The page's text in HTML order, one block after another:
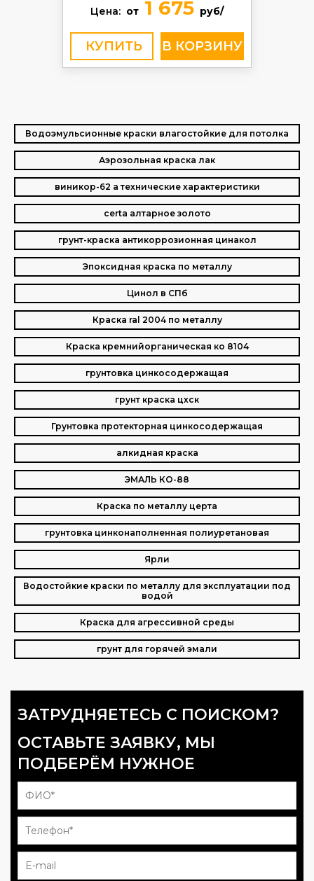
Цена: от 1 675 руб/
КУПИТЬ
Водоэмульсионные краски влагостойкие для потолка
Аэрозольная краска лак
виникор-62 а технические характеристики
certa алтарное золото
грунт-краска антикоррозионная цинакол
Эпоксидная краска по металлу
Цинол в СПб
Краска ral 2004 по металлу
Краска кремнийорганическая ко 8104
грунтовка цинкосодержащая
грунт краска цхск
Грунтовка протекторная цинкосодержащая
алкидная краска
ЭМАЛЬ КО-88
Краска по металлу церта
грунтовка цинконаполненная полиуретановая
Ярли
Водостойкие краски по металлу для эксплуатации под
водой
Краска для агрессивной среды
грунт для горячей эмали
ЗАТРУДНЯЕТЕСЬ С ПОИСКОМ?
ОСТАВЬТЕ ЗАЯВКУ, МЫ
ПОДБЕРЁМ НУЖНОЕ